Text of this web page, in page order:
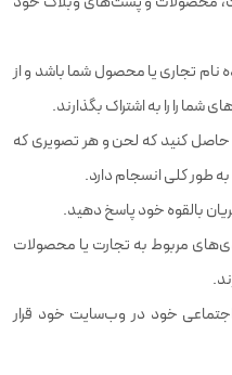
تجاری یا محصول شما باشد و از
را را به اشتراک بگذارند.
حاصل کنید که لحن و هر تصویری که
طور کلی انسجام دارد.
بالقوه خود پاسخ دهید.
مربوط به تجارت یا محصولات
خود در وب‌سایت خود قرار